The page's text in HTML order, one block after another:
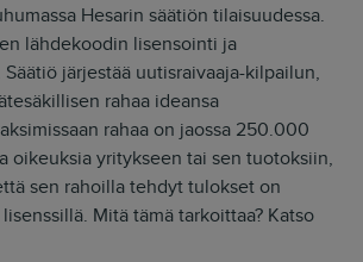
Hesarin säätiön tilaisuudessa.
lähdekoodin lisensointi ja
järjestää uutisraivaaja-kilpailun,
rahaa ideansa
rahaa on jaossa 250.000
oikeuksia yritykseen tai sen tuotoksiin,
sen rahoilla tehdyt tulokset on
Mitä tämä tarkoittaa? Katso